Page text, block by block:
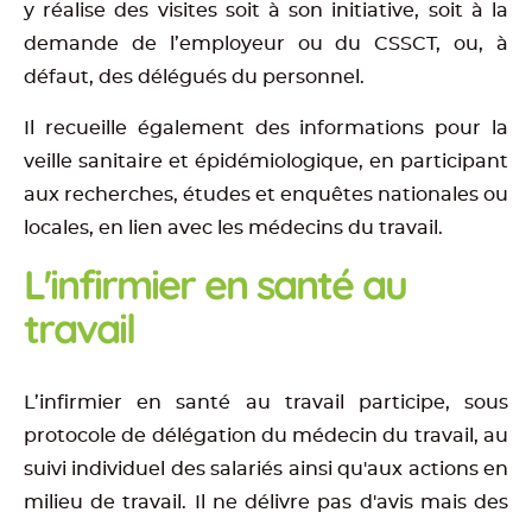
y réalise des visites soit à son initiative, soit à la
demande de l’employeur ou du CSSCT, ou, à
défaut, des délégués du personnel.
Il recueille également des informations pour la
veille sanitaire et épidémiologique, en participant
aux recherches, études et enquêtes nationales ou
locales, en lien avec les médecins du travail.
L'infirmier en santé au
travail
L’infirmier en santé au travail participe, sous
protocole de délégation du médecin du travail, au
suivi individuel des salariés ainsi qu'aux actions en
milieu de travail. Il ne délivre pas d'avis mais des